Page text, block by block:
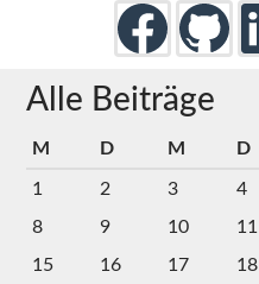
Alle Beiträge
M D M D
1 2 3 4
8
9 10 11
15
16 17 18